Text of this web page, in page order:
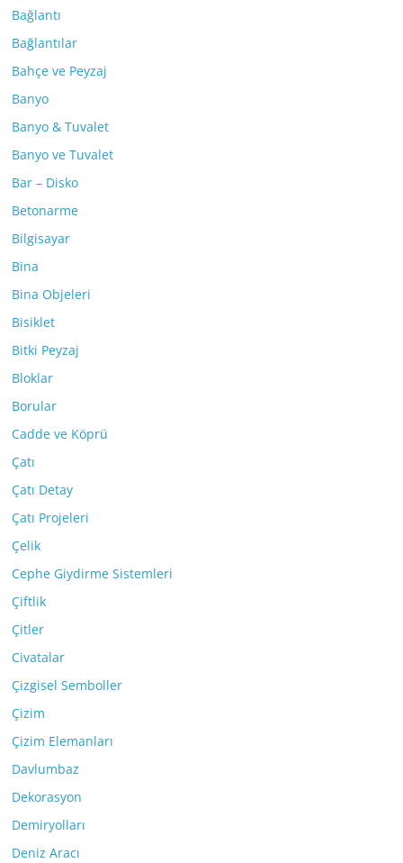
Bağlantı
Bağlantılar
Bahçe ve Peyzaj
Banyo
Banyo & Tuvalet
Banyo ve Tuvalet
Bar – Disko
Betonarme
Bilgisayar
Bina
Bina Objeleri
Bisiklet
Bitki Peyzaj
Bloklar
Borular
Cadde ve Köprü
Çatı
Çatı Detay
Çatı Projeleri
Çelik
Cephe Giydirme Sistemleri
Çiftlik
Çitler
Civatalar
Çizgisel Semboller
Çizim
Çizim Elemanları
Davlumbaz
Dekorasyon
Demiryolları
Deniz Aracı